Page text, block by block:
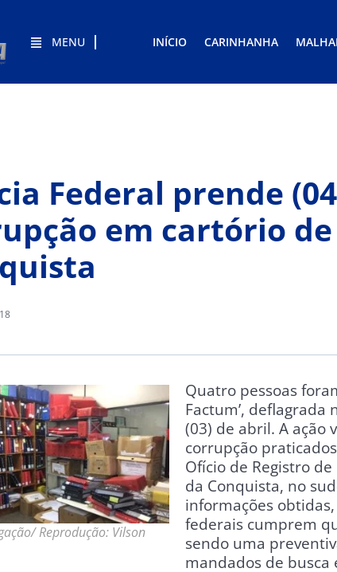
MENU INÍCIO CARINHANHA
Federal prende
em cartório
Reprodução: Vilson
Quatro pessoas
Factum’,
(03) de abril. A ação
corrupção
Ofício de Registro
da Conquista, no
informações
federais cumprem
sendo uma
mandados de